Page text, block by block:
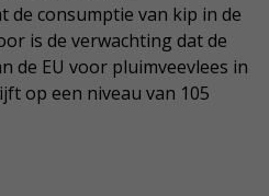
de consumptie van kip in de
is de verwachting dat de
de EU voor pluimveevlees in
op een niveau van 105